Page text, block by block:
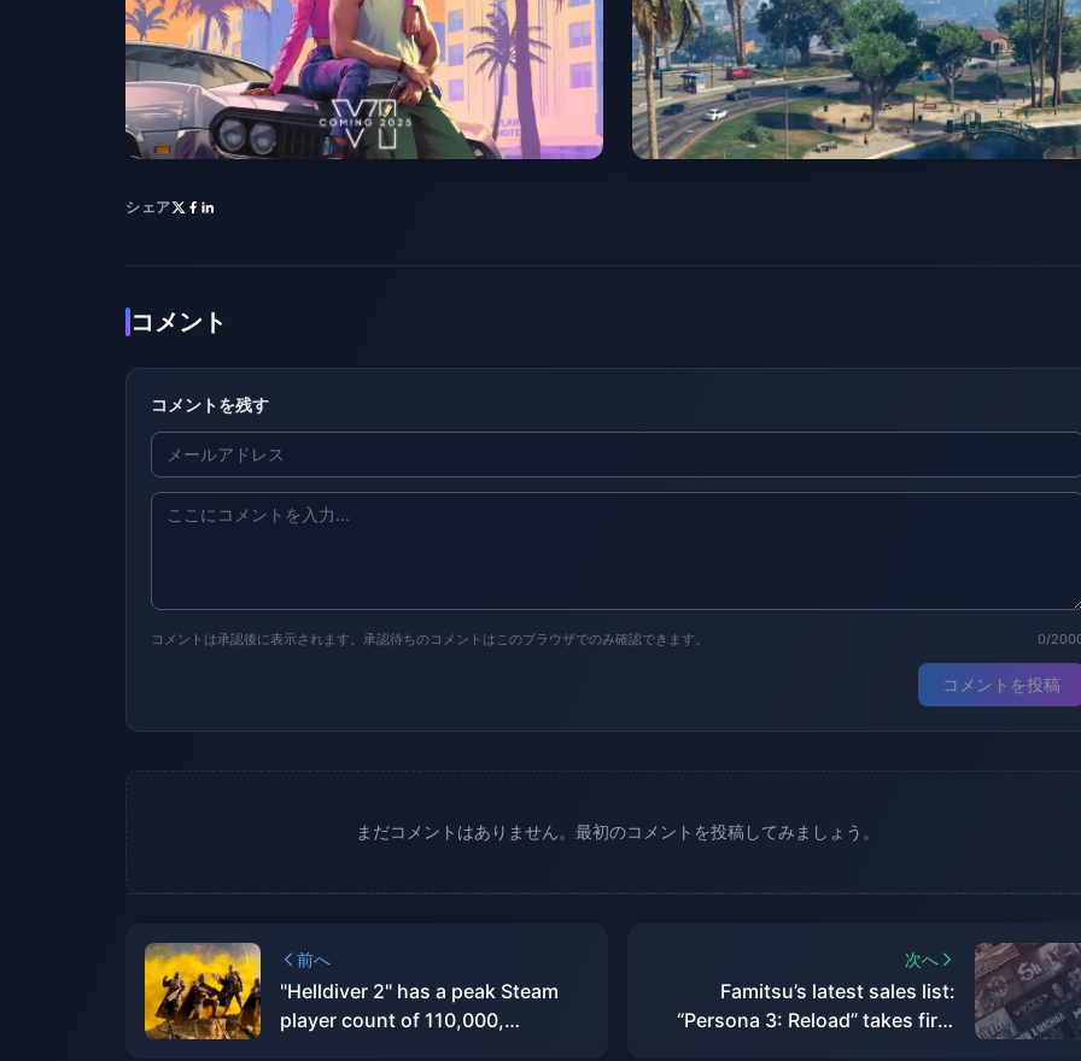
シェア
コメント
コメントを残す
コメントは承認後に表示されます。承認待ちのコメントはこのブラウザでのみ確認できます。 0/
コメントを投稿
まだコメントはありません。最初のコメントを投稿してみましょう。
前へ
"Helldiver 2" has a peak Steam
player count of 110,000,
次へ
Famitsu’s latest sales list:
“Persona 3: Reload” takes first